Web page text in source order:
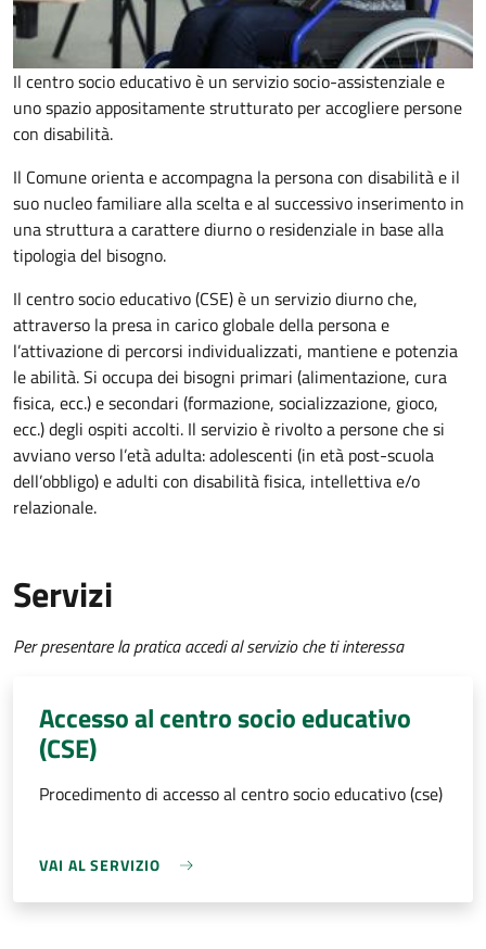
Il centro socio educativo è un servizio socio-assistenziale e
uno spazio appositamente strutturato per accogliere persone
con disabilità.
Il Comune orienta e accompagna la persona con disabilità e il
suo nucleo familiare alla scelta e al successivo inserimento in
una struttura a carattere diurno o residenziale in base alla
tipologia del bisogno.
Il centro socio educativo (CSE) è un servizio diurno che,
attraverso la presa in carico globale della persona e
l’attivazione di percorsi individualizzati, mantiene e potenzia
le abilità. Si occupa dei bisogni primari (alimentazione, cura
fisica, ecc.) e secondari (formazione, socializzazione, gioco,
ecc.) degli ospiti accolti. Il servizio è rivolto a persone che si
avviano verso l’età adulta: adolescenti (in età post-scuola
dell’obbligo) e adulti con disabilità fisica, intellettiva e/o
relazionale.
Servizi
Per presentare la pratica accedi al servizio che ti interessa
Accesso al centro socio educativo
(CSE)
Procedimento di accesso al centro socio educativo (cse)
VAI AL SERVIZIO